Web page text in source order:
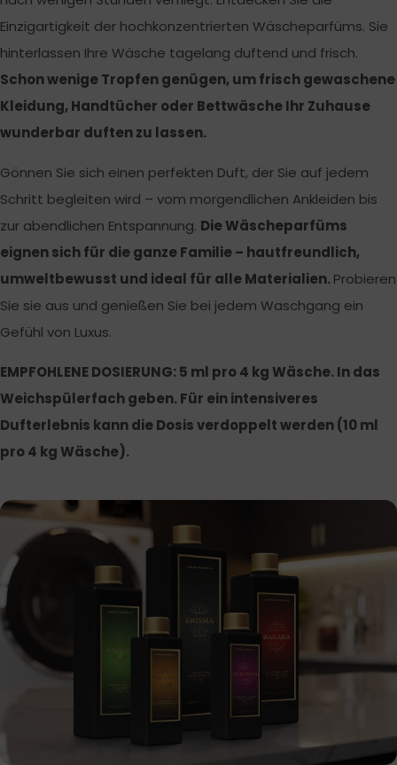
Einzigartigkeit der hochkonzentrierten Wäscheparfüms. Sie
hinterlassen Ihre Wäsche tagelang duftend und frisch.
Schon wenige Tropfen genügen, um frisch gewaschene
Kleidung, Handtücher oder Bettwäsche Ihr Zuhause
wunderbar duften zu lassen.
Gönnen Sie sich einen perfekten Duft, der Sie auf jedem
Schritt begleiten wird – vom morgendlichen Ankleiden bis
zur abendlichen Entspannung. Die Wäscheparfüms
eignen sich für die ganze Familie – hautfreundlich,
umweltbewusst und ideal für alle Materialien.Probieren
Sie sie aus und genießen Sie bei jedem Waschgang ein
Gefühl von Luxus.
EMPFOHLENE DOSIERUNG: 5 ml pro 4 kg Wäsche. In das
Weichspülerfach geben. Für ein intensiveres
Dufterlebnis kann die Dosis verdoppelt werden (10 ml
pro 4 kg Wäsche).